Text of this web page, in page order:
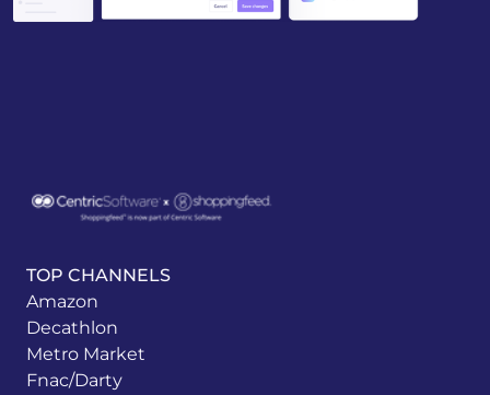
TOP CHANNELS
Amazon
Decathlon
Metro Market
Fnac/Darty